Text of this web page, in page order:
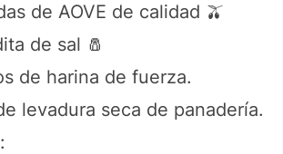
de AOVE de calidad 🫒
de sal 🧂
de harina de fuerza.
levadura seca de panadería.
: